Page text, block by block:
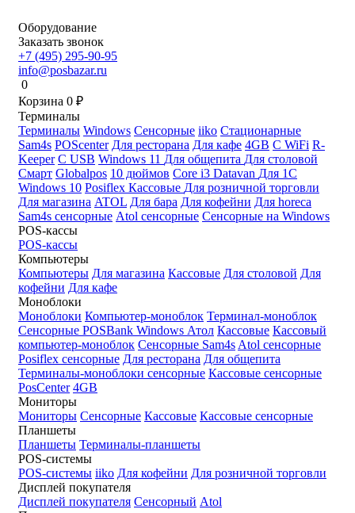
Оборудование
Заказать звонок
+7 (495) 295-90-95
info@posbazar.ru
0
Корзина 0 ₽
Терминалы
Терминалы Windows Сенсорные iiko Стационарные
Sam4s POScenter Для ресторана Для кафе 4GB С WiFi R-
Keeper С USB Windows 11 Для общепита Для столовой
Смарт Globalpos 10 дюймов Core i3 Datavan Для 1С
Windows 10 Posiflex Кассовые Для розничной торговли
Для магазина ATOL Для бара Для кофейни Для horeca
Sam4s сенсорные Atol сенсорные Сенсорные на Windows
POS-кассы
POS-кассы
Компьютеры
Компьютеры Для магазина Кассовые Для столовой Для
кофейни Для кафе
Моноблоки
Моноблоки Компьютер-моноблок Терминал-моноблок
Сенсорные POSBank Windows Атол Кассовые Кассовый
компьютер-моноблок Сенсорные Sam4s Atol сенсорные
Posiflex сенсорные Для ресторана Для общепита
Терминалы-моноблоки сенсорные Кассовые сенсорные
PosCenter 4GB
Мониторы
Мониторы Сенсорные Кассовые Кассовые сенсорные
Планшеты
Планшеты Терминалы-планшеты
POS-системы
POS-системы iiko Для кофейни Для розничной торговли
Дисплей покупателя
Дисплей покупателя Сенсорный Atol